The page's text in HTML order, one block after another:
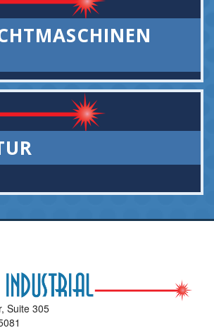
Suite 305